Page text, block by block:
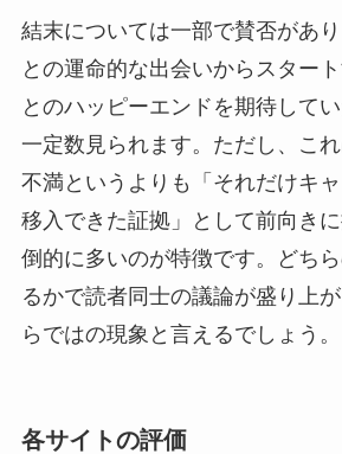
結末については一部で賛否があ
との運命的な出会いからスター
とのハッピーエンドを期待して
一定数見られます。ただし、こ
不満というよりも「それだけキ
移入できた証拠」として前向き
倒的に多いのが特徴です。どち
るかで読者同士の議論が盛り上
らではの現象と言えるでしょう。
各サイトの評価